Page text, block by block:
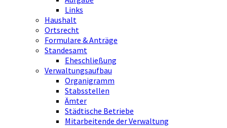
Links
Haushalt
Ortsrecht
Formulare & Anträge
Standesamt
Eheschließung
Verwaltungsaufbau
Organigramm
Stabsstellen
Ämter
Städtische Betriebe
Mitarbeitende der Verwaltung